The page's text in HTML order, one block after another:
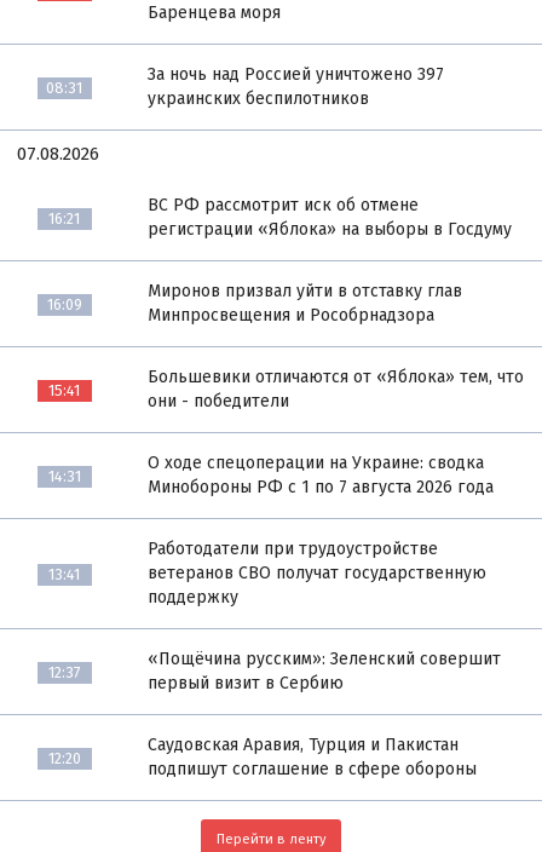
Баренцева моря
08:31
За ночь над Россией уничтожено 397
украинских беспилотников
07.08.2026
16:21
ВС РФ рассмотрит иск об отмене
регистрации «Яблока» на выборы в Госдуму
16:09
Миронов призвал уйти в отставку глав
Минпросвещения и Рособрнадзора
15:41
Большевики отличаются от «Яблока» тем, что
они - победители
14:31
О ходе спецоперации на Украине: сводка
Минобороны РФ с 1 по 7 августа 2026 года
13:41
Работодатели при трудоустройстве
ветеранов СВО получат государственную
поддержку
12:37
«Пощёчина русским»: Зеленский совершит
первый визит в Сербию
12:20
Саудовская Аравия, Турция и Пакистан
подпишут соглашение в сфере обороны
Перейти в ленту